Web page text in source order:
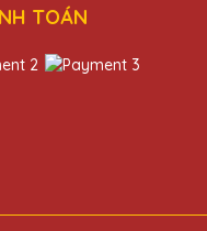
Tâm
vừa nhận được lô cúp pha
TOÁN